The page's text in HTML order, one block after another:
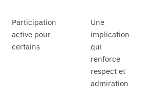
Participation
active pour
certains
Une
implication
qui
renforce
respect et
admiration